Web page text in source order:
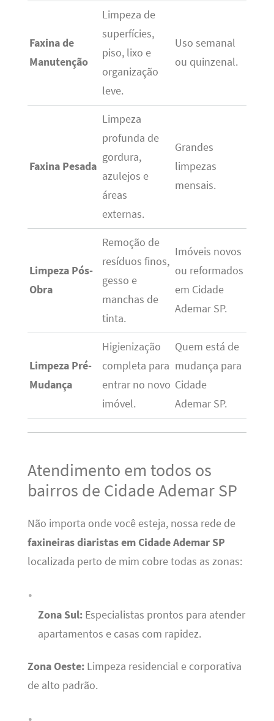
Faxina de
Manutenção
Limpeza de
superfícies,
piso, lixo e
organização
leve.
Uso semanal
ou quinzenal.
Faxina Pesada
Limpeza
profunda de
gordura,
azulejos e
áreas
externas.
Grandes
limpezas
mensais.
Limpeza Pós-
Obra
Remoção de
resíduos finos,
gesso e
manchas de
tinta.
Imóveis novos
ou reformados
em Cidade
Ademar SP.
Limpeza Pré-
Mudança
Higienização
completa para
entrar no novo
imóvel.
Quem está de
mudança para
Cidade
Ademar SP.
Atendimento em todos os
bairros de Cidade Ademar SP
Não importa onde você esteja, nossa rede de
faxineiras diaristas em Cidade Ademar SP
localizada perto de mim cobre todas as zonas:
Zona Sul:Especialistas prontos para atender
apartamentos e casas com rapidez.
Zona Oeste:Limpeza residencial e corporativa
de alto padrão.